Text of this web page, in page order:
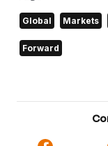
Global Markets
Forward